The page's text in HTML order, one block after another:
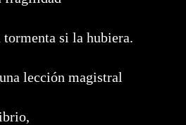
si la hubiera.
lección magistral